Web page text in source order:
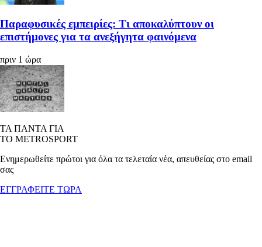
Παραφυσικές εμπειρίες: Τι αποκαλύπτουν οι
επιστήμονες για τα ανεξήγητα φαινόμενα
πριν 1 ώρα
ΤΑ ΠΑΝΤΑ ΓΙΑ
ΤΟ METROSPORT
Ενημερωθείτε πρώτοι για όλα τα τελεταία νέα, απευθείας στο email
σας
ΕΓΓΡΑΦΕΙΤΕ ΤΩΡΑ